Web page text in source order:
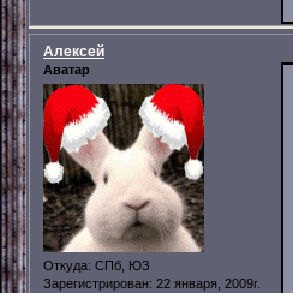
Алексей
Аватар
Откуда: СПб, ЮЗ
Зарегистрирован: 22 января, 2009г.